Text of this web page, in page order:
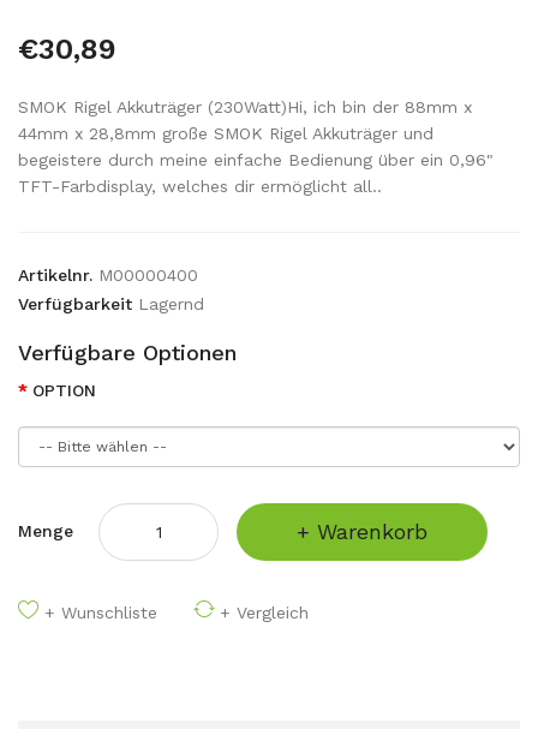
€30,89
SMOK Rigel Akkuträger (230Watt)Hi, ich bin der 88mm x
44mm x 28,8mm große SMOK Rigel Akkuträger und
begeistere durch meine einfache Bedienung über ein 0,96"
TFT-Farbdisplay, welches dir ermöglicht all..
Artikelnr. M00000400
Verfügbarkeit Lagernd
Verfügbare Optionen
OPTION
Menge + Warenkorb
+ Wunschliste + Vergleich